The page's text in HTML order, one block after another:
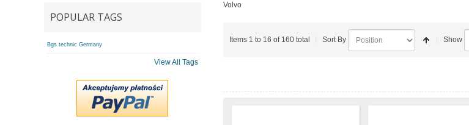
Volvo
Items 1 to 16 of 160 total Sort By Show
POPULAR TAGS
Bgs technic Germany
View All Tags